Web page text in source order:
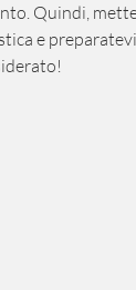
Quindi,
e